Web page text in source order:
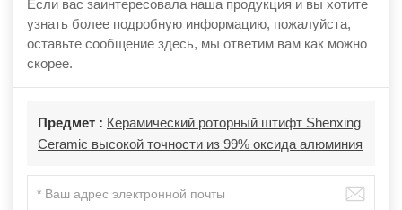
Если вас заинтересовала наша продукция и вы хотите
узнать более подробную информацию, пожалуйста,
оставьте сообщение здесь, мы ответим вам как можно
скорее.
Предмет : Керамический роторный штифт Shenxing
Ceramic высокой точности из 99% оксида алюминия